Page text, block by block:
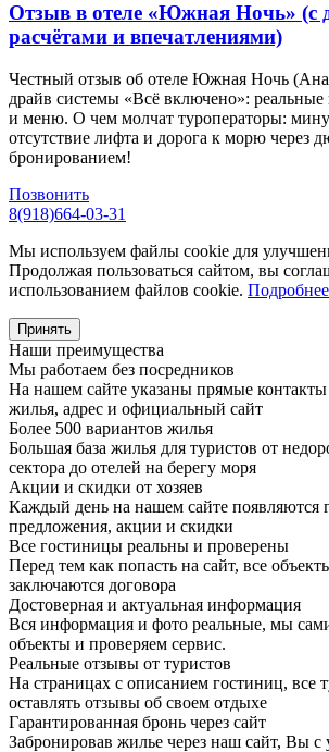
Отзыв в отеле «Южная Ночь» (с
расчётами и впечатлениями)
Честный отзыв об отеле Южная Ночь
драйв системы «Всё включено»:
и меню. О чем молчат туроператоры:
отсутствие лифта и дорога к морю через
бронированием!
Позвонить
8(918)664-03-31
Мы используем файлы cookie для
Продолжая пользоваться сайтом, вы
использованием файлов cookie. Подробнее
Принять
Наши преимущества
Мы работаем без посредников
На нашем сайте указаны прямые контакты
жилья, адрес и официальный сайт
Более 500 вариантов жилья
Большая база жилья для туристов от
сектора до отелей на берегу моря
Акции и скидки от хозяев
Каждый день на нашем сайте появляются
предложения, акции и скидки
Все гостиницы реальны и проверены
Перед тем как попасть на сайт, все
заключаются договора
Достоверная и актуальная информация
Вся информация и фото реальные, мы
объекты и проверяем сервис.
Реальные отзывы от туристов
На страницах с описанием гостиниц, все
оставлять отзывы об своем отдыхе
Гарантированная бронь через сайт
Забронировав жилье через наш сайт, Вы с